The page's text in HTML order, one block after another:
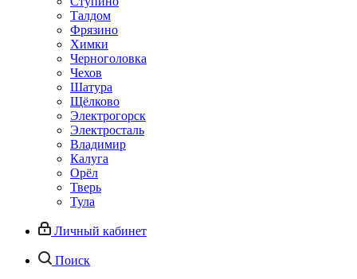
Талдом
Фрязино
Химки
Черноголовка
Чехов
Шатура
Щёлково
Электрогорск
Электросталь
Владимир
Калуга
Орёл
Тверь
Тула
Личный кабинет
Поиск